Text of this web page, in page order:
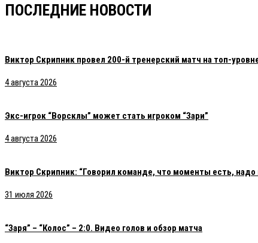
ПОСЛЕДНИЕ НОВОСТИ
Виктор Скрипник провел 200-й тренерский матч на топ-
4 августа 2026
Экс-игрок “Ворсклы” может стать игроком “Зари”
4 августа 2026
Виктор Скрипник: “Говорил команде, что моменты есть,
31 июля 2026
“Заря” – “Колос” – 2:0. Видео голов и обзор матча